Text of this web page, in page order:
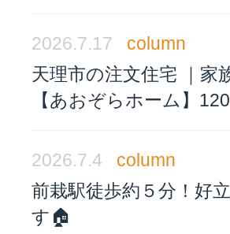
2026.7.17
column
天理市の注文住宅 ｜家
【あおぞらホーム】120
2026.7.4
column
前栽駅徒歩約５分！好
す🏠